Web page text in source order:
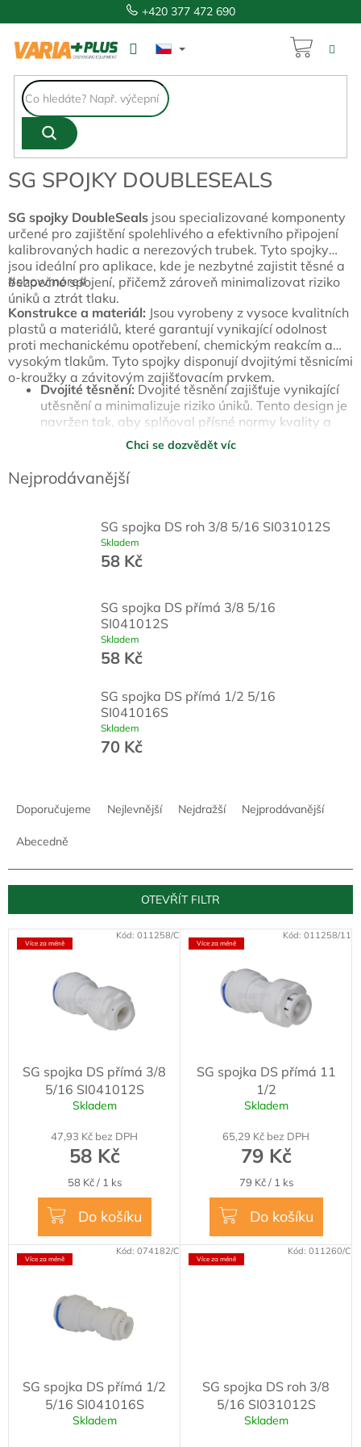
na
+420 377 472 690
SG SPOJKY DOUBLESEALS
SG spojky DoubleSeals jsou specializované komponenty
určené pro zajištění spolehlivého a efektivního připojení
kalibrovaných hadic a nerezových trubek. Tyto spojky
jsou ideální pro aplikace, kde je nezbytné zajistit těsné a
bezpečné spojení, přičemž zároveň minimalizovat riziko
úniků a ztrát tlaku.
#showmore#
Konstrukce a materiál: Jsou vyrobeny z vysoce kvalitních
plastů a materiálů, které garantují vynikající odolnost
proti mechanickému opotřebení, chemickým reakcím a
vysokým tlakům. Tyto spojky disponují dvojitými těsnicími
o-kroužky a závitovým zajišťovacím prvkem.
Dvojité těsnění: Dvojité těsnění zajišťuje vynikající
utěsnění a minimalizuje riziko úniků. Tento design je
navržen tak, aby splňoval přísné normy kvality a
bezpečnosti v náročných provozních podmínkách.
Konstrukce pro kalibrované hadice a nerezové
trubky:Spojky jsou navrženy speciálně pro použití s
různých systémech.
Odolnost a spolehlivost:
tlaku. To zajišťuje dlouhou životnost a spolehlivost v
náročných podmínkách.
Chci se dozvědět víc
Nejprodávanější
SG spojka DS roh 3/8 5/16 SI031012S
Skladem
58 Kč
SG spojka DS přímá 3/8 5/16
SI041012S
Skladem
58 Kč
SG spojka DS přímá 1/2 5/16
SI041016S
Skladem
70 Kč
r
o
Doporučujeme Nejlevnější Nejdražší Nejprodávanější
Abecedně
OTEVŘÍT FILTR
V
Více za méně
SG spojka DS přímá 3/8
5/16 SI041012S
Skladem
47,93 Kč bez DPH
58 Kč
Měrná
cena:
58 Kč / 1 ks
Do košíku
Kód: 011258/C
Více za méně
SG spojka DS přímá 11
1/2
Skladem
65,29 Kč bez DPH
79 Kč
Měrná
cena:
79 Kč / 1 ks
Do košíku
Kód: 011258/11
Více za méně
SG spojka DS přímá 1/2
5/16 SI041016S
Skladem
Kód: 074182/C
Více za méně
SG spojka DS roh 3/8
5/16 SI031012S
Skladem
Kód: 011260/C